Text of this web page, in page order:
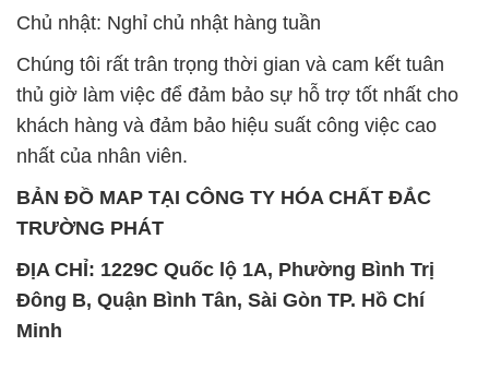
Chủ nhật: Nghỉ chủ nhật hàng tuần
Chúng tôi rất trân trọng thời gian và cam kết tuân
thủ giờ làm việc để đảm bảo sự hỗ trợ tốt nhất cho
khách hàng và đảm bảo hiệu suất công việc cao
nhất của nhân viên.
BẢN ĐỒ MAP TẠI CÔNG TY HÓA CHẤT ĐẮC
TRƯỜNG PHÁT
ĐỊA CHỈ: 1229C Quốc lộ 1A, Phường Bình Trị
Đông B, Quận Bình Tân, Sài Gòn TP. Hồ Chí
Minh